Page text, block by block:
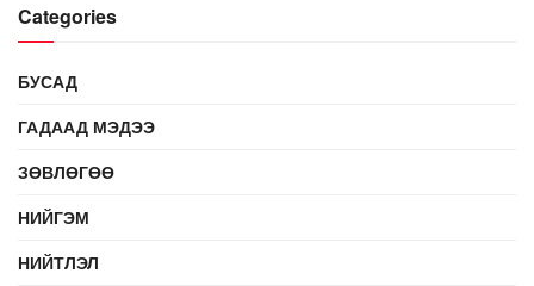
Categories
БУСАД
ГАДААД МЭДЭЭ
ЗӨВЛӨГӨӨ
НИЙГЭМ
НИЙТЛЭЛ